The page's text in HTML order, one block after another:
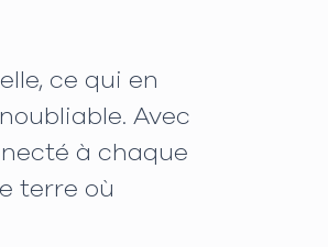
ce qui en
Avec
à chaque
terre où